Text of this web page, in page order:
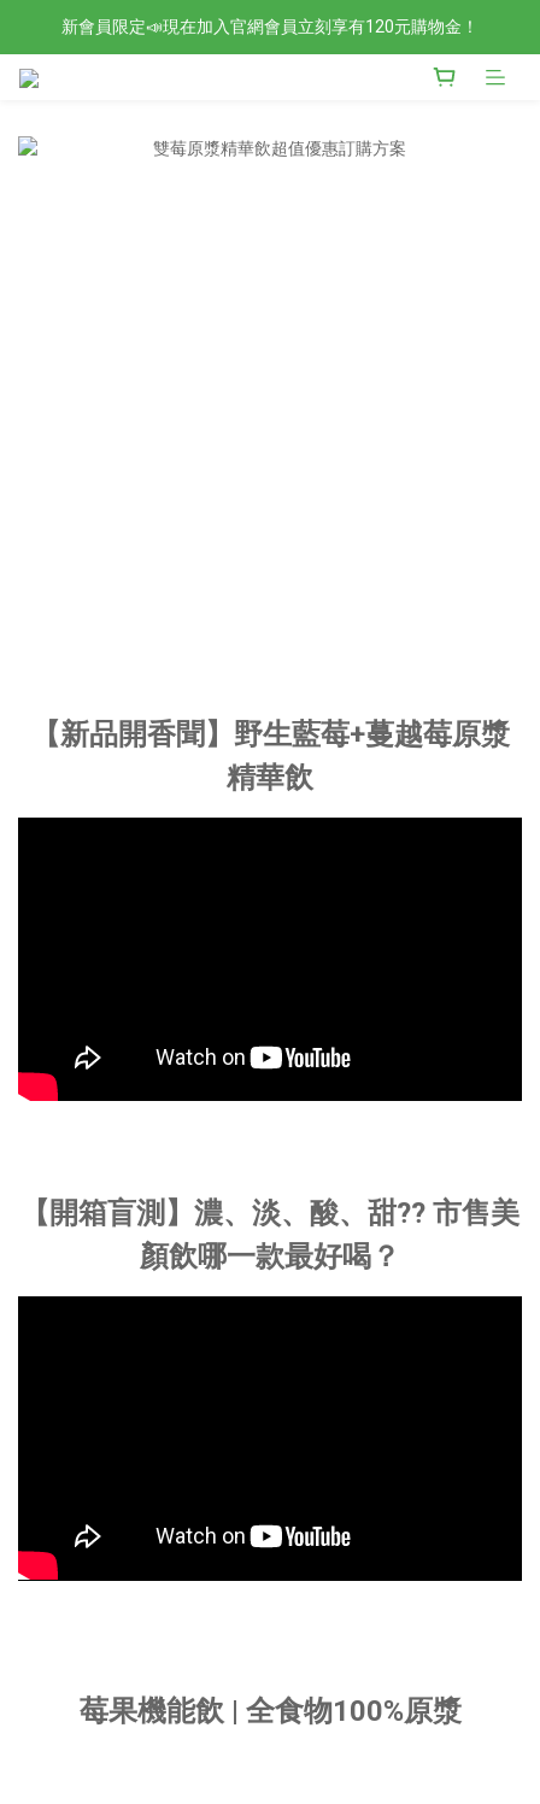
檢驗合格的歐洲好油現在任選2入88折4入85折！
新會員限定📣現在加入官網會員立刻享有120元購物金！
檢驗合格的歐洲好油現在任選2入88折4入85折！
【新品開香聞】野生藍莓+蔓越莓原漿
精華飲
【開箱盲測】濃、淡、酸、甜?? 市售美
顏飲哪一款最好喝？
莓果機能飲 | 全食物100%原漿